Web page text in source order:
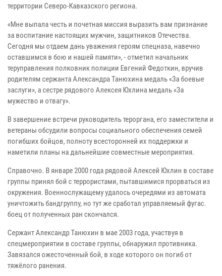
территории Северо-Кавказского региона.
«Мне выпала честь и почетная миссия выразить вам признание
за воспитание настоящих мужчин, защитников Отечества.
Сегодня мы отдаем дань уважения героям спецназа, навечно
оставшимся в бою и нашей памяти», - отметил начальник
теруправления полковник полиции Евгений Федоткин, вручив
родителям сержанта Александра Танюхина медаль «За боевые
заслуги», а сестре рядового Алексея Юхлина медаль «За
мужество и отвагу».
В завершение встречи руководитель тероргана, его заместители и
ветераны обсудили вопросы социального обеспечения семей
погибших бойцов, полноту всесторонней их поддержки и
наметили планы на дальнейшие совместные мероприятия.
Справочно. В январе 2000 года рядовой Алексей Юхлин в составе
группы принял бой с террористами, пытавшимися прорваться из
окружения. Военнослужащему удалось очередями из автомата
уничтожить бандгруппу, но тут же сработал управляемый фугас.
боец от полученных ран скончался.
Сержант Александр Танюхин в мае 2003 года, участвуя в
спецмероприятии в составе группы, обнаружил противника.
Завязался ожесточенный бой, в ходе которого он погиб от
тяжёлого ранения.